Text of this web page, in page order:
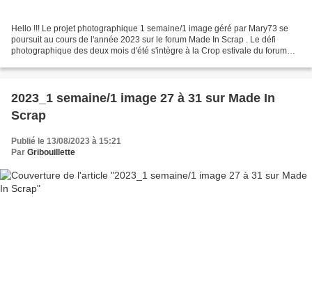
Hello !!! Le projet photographique 1 semaine/1 image géré par Mary73 se
poursuit au cours de l'année 2023 sur le forum Made In Scrap . Le défi
photographique des deux mois d'été s'intègre à la Crop estivale du forum
2023_1 semaine/1 image 27 à 31 sur Made In
Scrap
Publié le 13/08/2023 à 15:21
Par Gribouillette